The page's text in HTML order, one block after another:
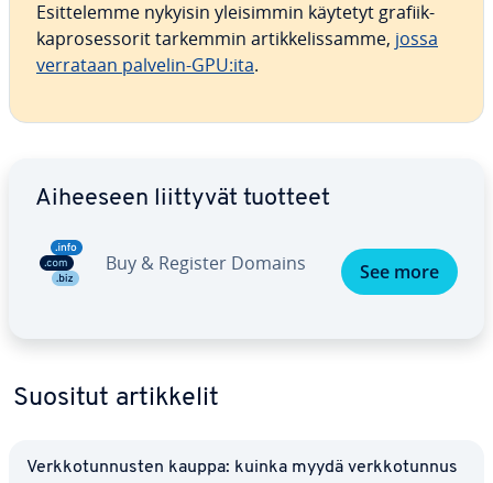
Esit­te­lem­me nykyisin ylei­sim­min käytetyt gra­fiik­
kapro­ses­so­rit tarkemmin ar­tik­ke­lis­sam­me, jossa
verrataan palvelin-GPU:ita.
Aiheeseen liittyvät tuotteet
Buy & Register Domains See more
Suositut ar­tik­ke­lit
Verk­ko­tun­nus­ten kauppa: kuinka myydä verk­ko­tun­nus